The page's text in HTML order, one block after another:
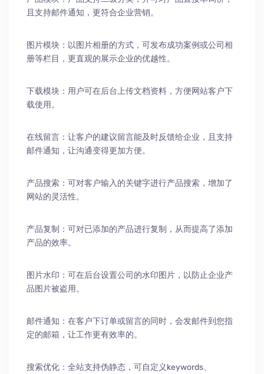
且支持邮件通知，更符合企业营销。
图片模块：以图片相册的方式，可发布成功案例或公司相
册等栏目，更直观的展示企业的优越性。
下载模块：用户可在后台上传文档资料，方便网站客户下
载使用。
在线留言：让客户的建议留言能及时反馈给企业，且支持
邮件通知，让沟通变得更加方便。
产品搜索：可对客户输入的关键字进行产品搜索，增加了
网站的灵活性。
产品复制：可对已添加的产品进行复制，从而提高了添加
产品的效率。
图片水印：可在后台设置公司的水印图片，以防止企业产
品图片被盗用。
邮件通知：在客户下订单或留言的同时，会发邮件到您指
定的邮箱，让工作更有效率的。
搜索优化：全站支持伪静态，可自定义keywords、